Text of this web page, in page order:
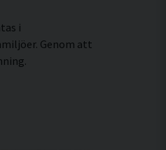
i
Genom att